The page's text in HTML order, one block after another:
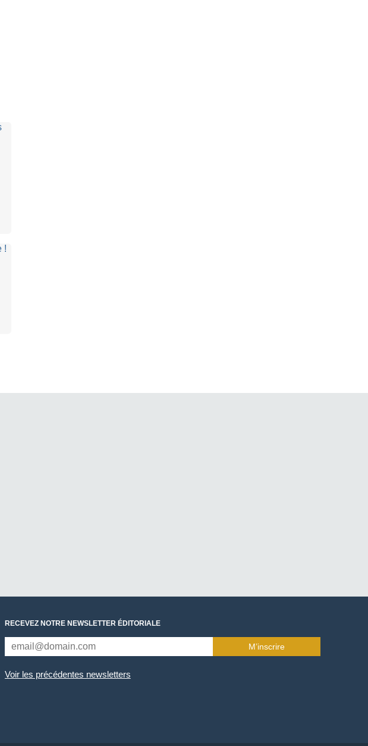
RECEVEZ NOTRE NEWSLETTER ÉDITORIALE
M’inscrire
Voir les précédentes newsletters